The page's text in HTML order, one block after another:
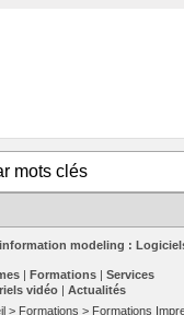
modeling :
Formations
Services
vidéo
Actualités
> Formations > Formations